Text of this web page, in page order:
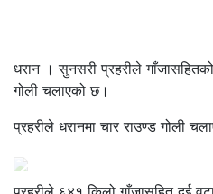
धरान । सुनसरी प्रहरीले
गोली चलाएको छ।
प्रहरीले धरानमा चार राउण्ड गोली